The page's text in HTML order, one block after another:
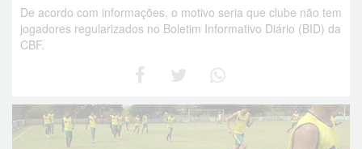
De acordo com informações, o motivo seria que clube não tem
jogadores regularizados no Boletim Informativo Diário (BID) da
CBF.